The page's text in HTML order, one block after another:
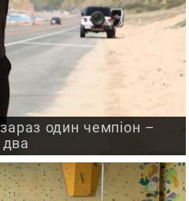
один чемпіон –